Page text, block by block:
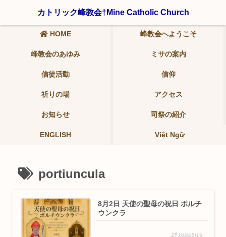
HOME 峰教会へようこそ
峰教会のあゆみ ミサの案内
信徒活動 信仰
祈りの場 アクセス
お知らせ 司祭の紹介
ENGLISH Việt Ngữ
portiuncula
8月2日 天使の聖母の祝日 ポルチ
ウンクラ
2026/5/19
カトリック峰教会†Mine Catholic Church